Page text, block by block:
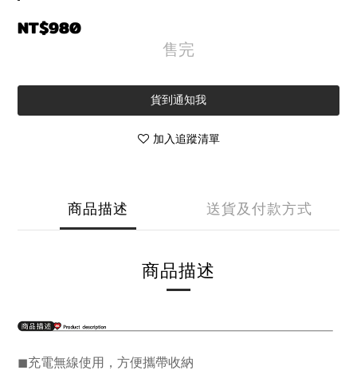
NT$980
售完
貨到通知我
加入追蹤清單
商品描述 送貨及付款方式
商品描述
◼充電無線使用，方便攜帶收納